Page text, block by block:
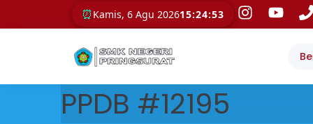
⏰ Kamis, 6 Agu 202615:24:53
PPDB #12195